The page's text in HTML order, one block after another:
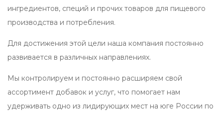
ингредиентов, специй и прочих товаров для пищевого
производства и потребления.
Для достижения этой цели наша компания постоянно
развивается в различных направлениях.
Мы контролируем и постоянно расширяем свой
ассортимент добавок и услуг, что помогает нам
удерживать одно из лидирующих мест на юге России по